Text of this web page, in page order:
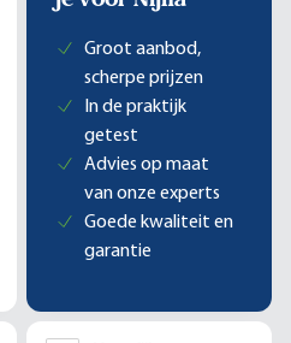
Groot aanbod,
scherpe prijzen
In de praktijk
getest
Advies op maat
van onze experts
Goede kwaliteit en
garantie